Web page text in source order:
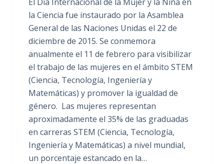
la Ciencia fue instaurado por la Asamblea
General de las Naciones Unidas el 22 de
diciembre de 2015. Se conmemora
anualmente el 11 de febrero para visibilizar
el trabajo de las mujeres en el ámbito STEM
(Ciencia, Tecnología, Ingeniería y
Matemáticas) y promover la igualdad de
género. Las mujeres representan
aproximadamente el 35% de las graduadas
en carreras STEM (Ciencia, Tecnología,
Ingeniería y Matemáticas) a nivel mundial,
un porcentaje estancado en la…